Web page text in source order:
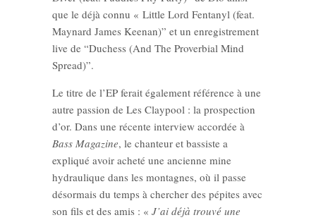
que le déjà connu « Little Lord Fentanyl (feat.
Maynard James Keenan)” et un enregistrement
live de “Duchess (And The Proverbial Mind
Spread)”.
Le titre de l’EP ferait également référence à une
autre passion de Les Claypool : la prospection
d’or. Dans une récente interview accordée à
Bass Magazine, le chanteur et bassiste a
expliqué avoir acheté une ancienne mine
hydraulique dans les montagnes, où il passe
désormais du temps à chercher des pépites avec
son fils et des amis : « J’ai déjà trouvé une